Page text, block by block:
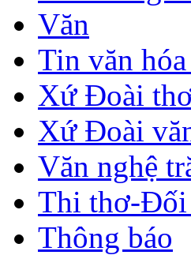
Văn
Tin văn
Xứ Đoài
Xứ Đoài
Văn nghệ
Thi thơ-Đối
Thông báo